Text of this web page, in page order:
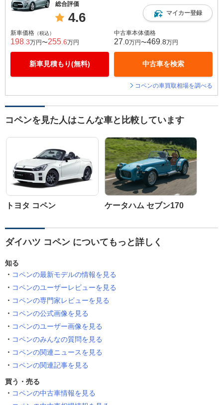
総合評価
4.6 マイカー登録
新車価格 （税込）
198 .3万円〜255 .6万円
新車見積もり(無料)
中古車本体価格
27 .0万円〜469 .8万円
中古車を検索
コペンの車買取相場を調べる
コペンを見た人はこんな車と比較しています
トヨタ コペン ケータハム セブン170
ダイハツ コペン についてもっと詳しく
知る
コペンの最新モデルの情報を見る
コペンのユーザーレビューを見る
コペンの専門家レビューを見る
コペンの公式画像を見る
コペンのユーザー画像を見る
コペンのみんなの質問を見る
コペンの関連ニュースを見る
コペンの関連記事を見る
買う・売る
コペンの中古車情報を見る